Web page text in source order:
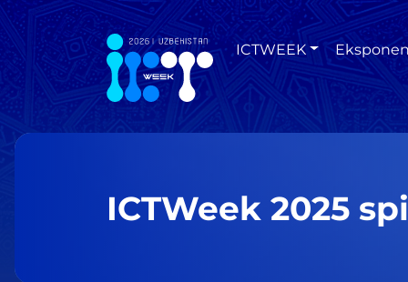
ICTWEEK
ICTWeek 2025